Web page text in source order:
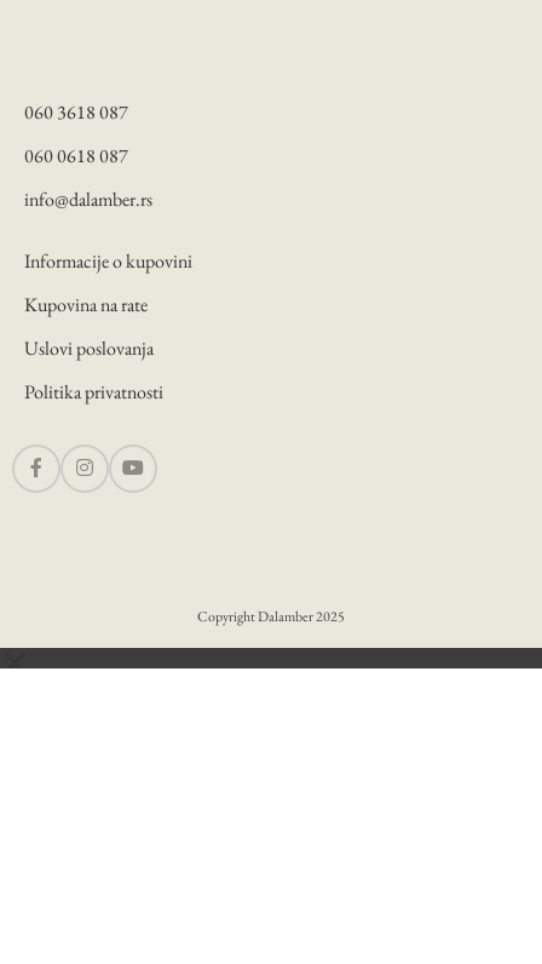
060 3618 087
060 0618 087
info@dalamber.rs
Informacije o kupovini
Kupovina na rate
Uslovi poslovanja
Politika privatnosti
CopyrightDalamber 2025